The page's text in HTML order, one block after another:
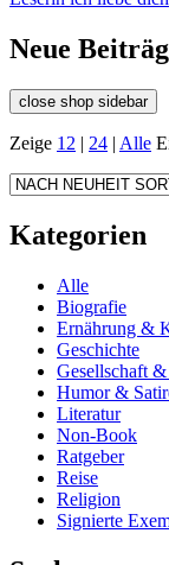
Neue
close shop sidebar
Zeige 12 | 24 | Alle
Kategorien
Alle
Biografie
Ernährung &
Geschichte
Gesellschaft
Humor &
Literatur
Non-Book
Ratgeber
Reise
Religion
Signierte